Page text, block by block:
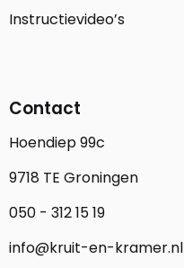
Instructievideo’s
Contact
Hoendiep 99c
9718 TE Groningen
050 - 312 15 19
info@kruit-en-kramer.nl